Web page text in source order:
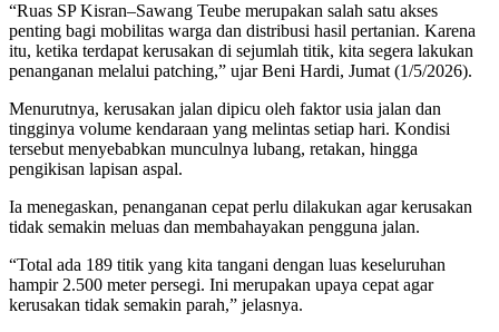
“Ruas SP Kisran–Sawang Teube merupakan salah satu akses
penting bagi mobilitas warga dan distribusi hasil pertanian. Karena
itu, ketika terdapat kerusakan di sejumlah titik, kita segera lakukan
penanganan melalui patching,” ujar Beni Hardi, Jumat (1/5/2026).
Menurutnya, kerusakan jalan dipicu oleh faktor usia jalan dan
tingginya volume kendaraan yang melintas setiap hari. Kondisi
tersebut menyebabkan munculnya lubang, retakan, hingga
pengikisan lapisan aspal.
Ia menegaskan, penanganan cepat perlu dilakukan agar kerusakan
tidak semakin meluas dan membahayakan pengguna jalan.
“Total ada 189 titik yang kita tangani dengan luas keseluruhan
hampir 2.500 meter persegi. Ini merupakan upaya cepat agar
kerusakan tidak semakin parah,” jelasnya.